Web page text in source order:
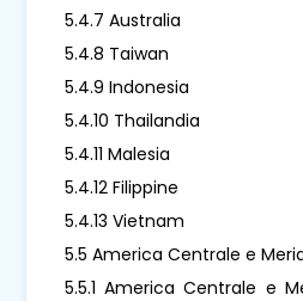
5.4.7 Australia
5.4.8 Taiwan
5.4.9 Indonesia
5.4.10 Thailandia
5.4.11 Malesia
5.4.12 Filippine
5.4.13 Vietnam
5.5 America Centrale e
5.5.1 America Centrale e